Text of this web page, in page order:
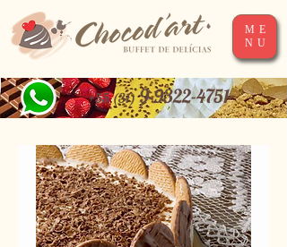
+55 (31) 9-9322-4751
ME
NU